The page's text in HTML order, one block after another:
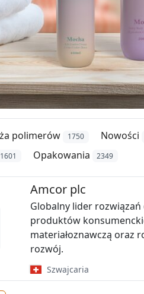
polimerów 1750 Nowości
1601 Opakowania 2349
Amcor plc
Globalny lider
produktów
materiałoznawczą oraz
rozwój.
Szwajcaria